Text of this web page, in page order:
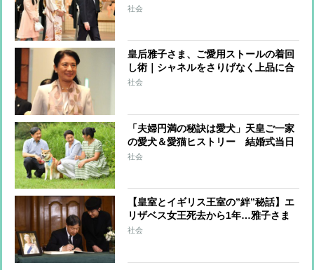
社会
皇后雅子さま、ご愛用ストールの着回
し術｜シャネルをさりげなく上品に合
わせるコーデ
社会
「夫婦円満の秘訣は愛犬」天皇ご一家
の愛犬＆愛猫ヒストリー 結婚式当日
に雅子さまを見送った「ショコラ」も
社会
【皇室とイギリス王室の”絆”秘話】エ
リザベス女王死去から1年…雅子さま
へ女王からのやさしさ溢れる手紙、天
社会